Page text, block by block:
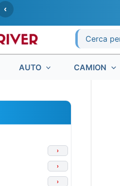
‹
Ricerca
per:
AUTO CAMION
›
›
›